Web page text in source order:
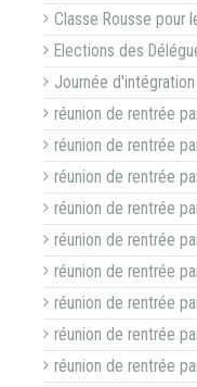
Classe Rousse pour
Elections des
Journée
réunion de rentrée
réunion de rentrée
réunion de rentrée
réunion de rentrée
réunion de rentrée
réunion de rentrée
réunion de rentrée
réunion de rentrée
réunion de rentrée